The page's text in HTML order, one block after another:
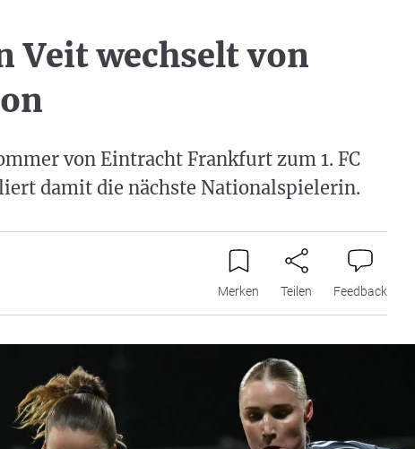
Veit wechselt von
von Eintracht Frankfurt zum 1. FC
damit die nächste Nationalspielerin.
Merken Teilen Feedback